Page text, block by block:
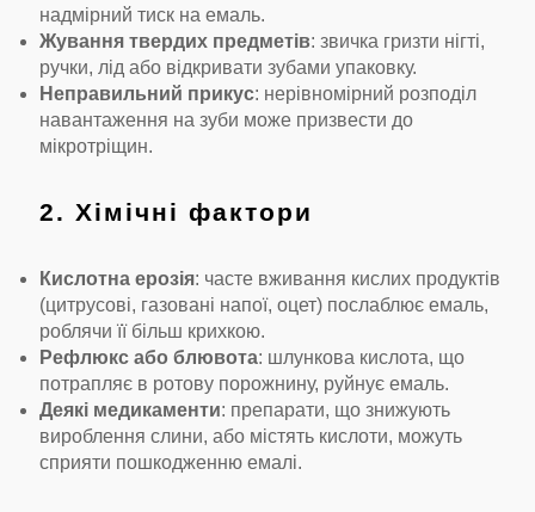
надмірний тиск на емаль.
Жування твердих предметів: звичка гризти нігті,
ручки, лід або відкривати зубами упаковку.
Неправильний прикус: нерівномірний розподіл
навантаження на зуби може призвести до
мікротріщин.
2. Хімічні фактори
Кислотна ерозія: часте вживання кислих продуктів
(цитрусові, газовані напої, оцет) послаблює емаль,
роблячи її більш крихкою.
Рефлюкс або блювота: шлункова кислота, що
потрапляє в ротову порожнину, руйнує емаль.
Деякі медикаменти: препарати, що знижують
вироблення слини, або містять кислоти, можуть
сприяти пошкодженню емалі.